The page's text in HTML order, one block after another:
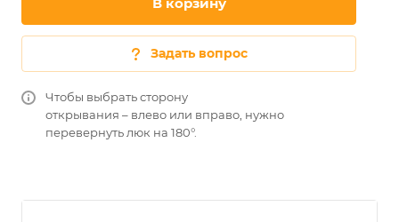
Задать вопрос
Чтобы выбрать сторону
открывания – влево или вправо, нужно
перевернуть люк на 180°.